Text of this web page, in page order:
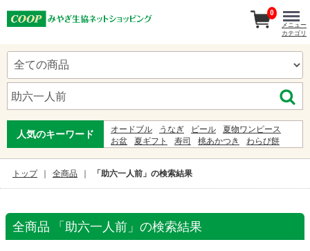
人気のキーワード オードブル うなぎ ビール
夏物ワンピース
お盆
夏ギフト 寿司 桃あかつき
わらび餅
0
メニュー
カテゴリ
トップ 全商品 「助六一人前」の検索結果
全商品 「助六一人前」の検索結果